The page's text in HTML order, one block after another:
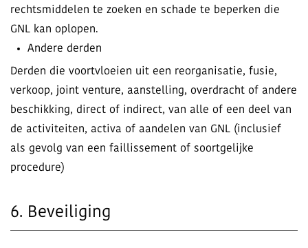
rechtsmiddelen te zoeken en schade te beperken die
GNL kan oplopen.
Andere derden
Derden die voortvloeien uit een reorganisatie, fusie,
verkoop, joint venture, aanstelling, overdracht of andere
beschikking, direct of indirect, van alle of een deel van
de activiteiten, activa of aandelen van GNL (inclusief
als gevolg van een faillissement of soortgelijke
procedure)
6. Beveiliging